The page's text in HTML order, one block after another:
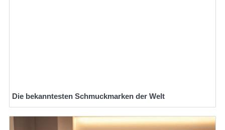
Die bekanntesten Schmuckmarken der Welt